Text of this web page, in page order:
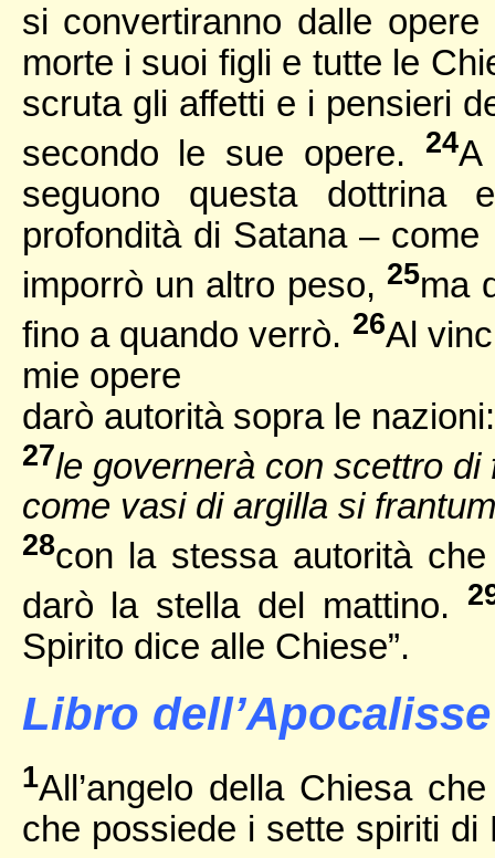
si convertiranno dalle
morte i suoi figli e tutte le
scruta gli affetti e i pensieri
secondo le sue opere.
24A
seguono questa dottrina
profondità di Satana –
imporrò un altro peso, 25ma
fino a quando verrò. 26Al
mie opere
darò autorità sopra le nazioni:
27le governerà con scettro di
come vasi di argilla si
28con la stessa autorità
darò la stella del mattino.
Spirito dice alle Chiese”.
Libro
1All’angelo della Chiesa
che possiede i sette spiriti